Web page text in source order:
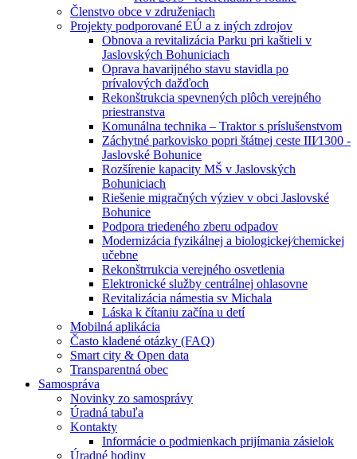
Členstvo obce v združeniach
Projekty podporované EÚ a z iných zdrojov
Obnova a revitalizácia Parku pri kaštieli v
Jaslovských Bohuniciach
Oprava havarijného stavu stavidla po
prívalových dažďoch
Rekonštrukcia spevnených plôch verejného
priestranstva
Komunálna technika – Traktor s príslušenstvom
Záchytné parkovisko popri štátnej ceste III⁄1300 -
Jaslovské Bohunice
Rozšírenie kapacity MŠ v Jaslovských
Bohuniciach
Riešenie migračných výziev v obci Jaslovské
Bohunice
Podpora triedeného zberu odpadov
Modernizácia fyzikálnej a biologickej⁄chemickej
učebne
Rekonštrrukcia verejného osvetlenia
Elektronické služby centrálnej ohlasovne
Revitalizácia námestia sv Michala
Láska k čítaniu začína u detí
Mobilná aplikácia
Často kladené otázky (FAQ)
Smart city & Open data
Transparentná obec
Samospráva
Novinky zo samosprávy
Úradná tabuľa
Kontakty
Informácie o podmienkach prijímania zásielok
Úradné hodiny